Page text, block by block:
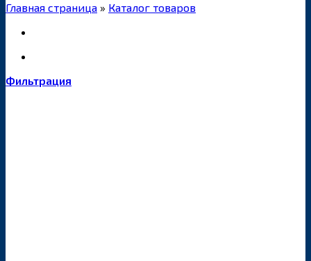
Главная страница » Каталог товаров
Фильтрация